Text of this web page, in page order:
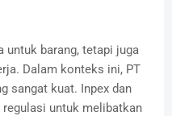
untuk barang, tetapi juga
Dalam konteks ini, PT
sangat kuat. Inpex dan
untuk melibatkan